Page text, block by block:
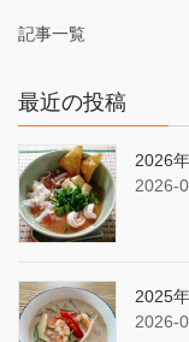
記事一覧
最近の投稿
2026
2026-
2025
2026-